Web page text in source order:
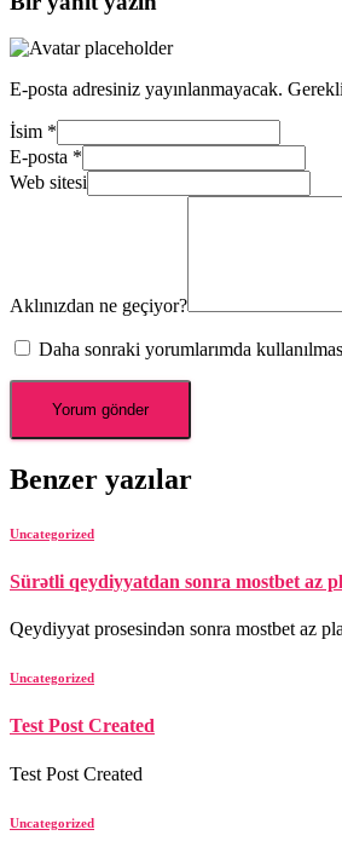
E-posta adresiniz yayınlanmayacak.
İsim *
E-posta *
Web sitesi
Aklınızdan ne geçiyor?
Daha sonraki yorumlarımda
Benzer yazılar
Uncategorized
Sürətli qeydiyyatdan sonra mostbet az
Qeydiyyat prosesindən sonra mostbet az
Uncategorized
Test Post Created
Test Post Created
Uncategorized